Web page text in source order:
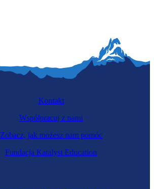
Kontakt
Współpracuj z nami
Zobacz, jak możesz nam pomóc
Fundacja Katalyst Education